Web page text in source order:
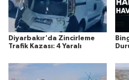
Diyarbakır'da Zincirleme
Trafik Kazası: 4 Yaralı